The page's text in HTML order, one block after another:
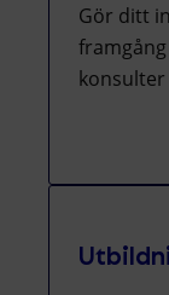
Gör ditt